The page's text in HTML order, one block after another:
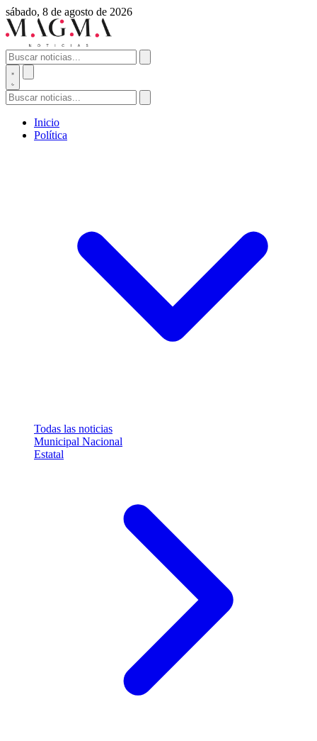
sábado, 8 de agosto de 2026
Inicio
Política
Todas las noticias
Municipal Nacional
Estatal